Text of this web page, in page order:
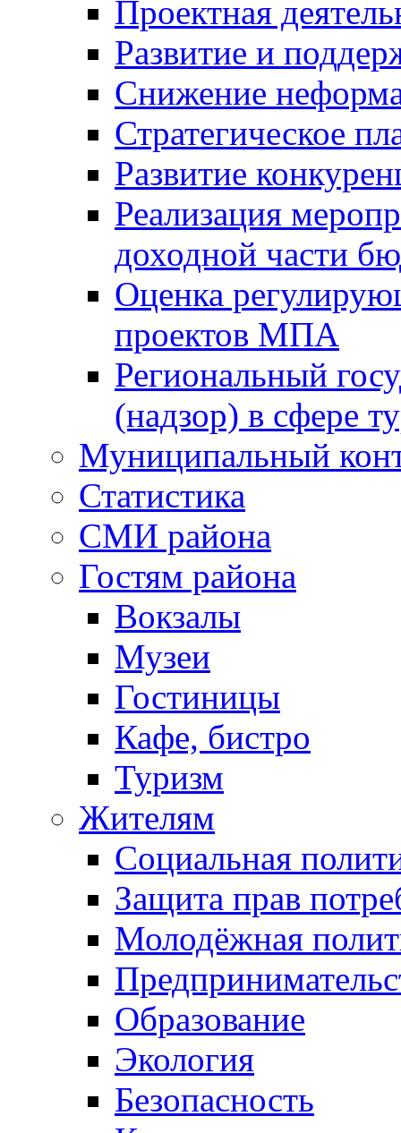
Проектная
Развитие и
Снижение
Стратегическое
Развитие
Реализация
доходной части
Оценка
проектов МПА
Региональный
(надзор) в сфере
Муниципальный
Статистика
СМИ района
Гостям района
Вокзалы
Музеи
Гостиницы
Кафе, бистро
Туризм
Жителям
Социальная
Защита прав
Молодёжная
Образование
Экология
Безопасность